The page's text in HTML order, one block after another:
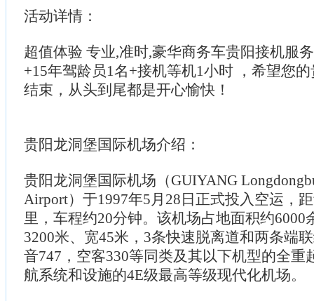
活动详情：
超值体验 专业,准时,豪华商务车贵阳接机服
+15年驾龄员1名+接机等机1小时 ，希望您
结束，从头到尾都是开心愉快！
贵阳龙洞堡国际机场介绍：
贵阳龙洞堡国际机场（GUIYANG
Airport）于1997年5月28日正式投入空运，
里，车程约20分钟。该机场占地面积约6000
3200米、宽45米，3条快速脱离道和两条端
音747，空客330等同类及其以下机型的全重
航系统和设施的4E级最高等级现代化机场。